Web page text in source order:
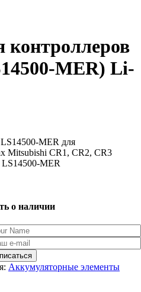
контроллеров
MER) Li-
MER для
Mitsubishi CR1, CR2, CR3
MER
о наличии
Аккумуляторные элементы